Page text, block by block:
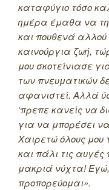
καταφύγιο τόσο
ημέρα έμαθα να
και πουθενά
καινούργια ζωή,
μου σκοτείνιασε
των πνευματικών
αφανιστεί. Αλλά
‘πρεπε κανείς να
για να μπορέσει
Χαιρετώ όλους μου
και πάλι τις
μακριά νύχτα!
προπορεύομαι».